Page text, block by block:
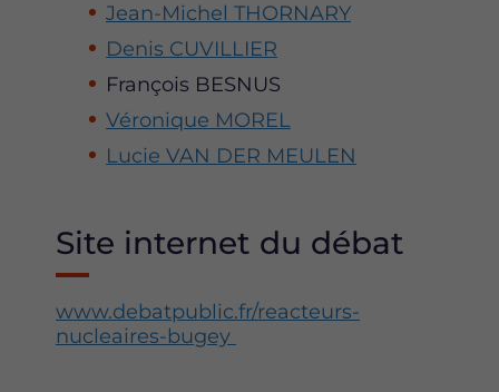
Jean-Michel THORNARY
Denis CUVILLIER
François BESNUS
Véronique MOREL
Lucie VAN DER MEULEN
Site internet du débat
www.debatpublic.fr/reacteurs-
nucleaires-bugey